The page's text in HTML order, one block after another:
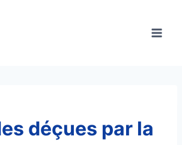
déçues par la